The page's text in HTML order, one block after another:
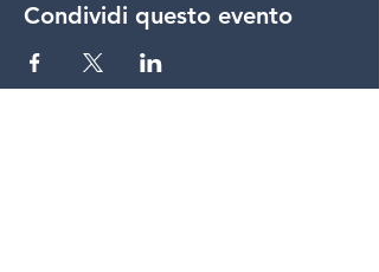
Condividi questo evento